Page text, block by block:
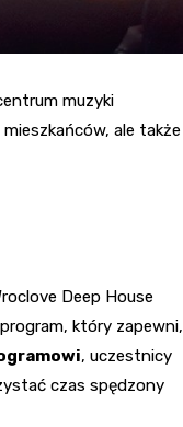
muzyki
ale także
Deep House
który zapewni,
, uczestnicy
czas spędzony